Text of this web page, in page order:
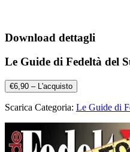
Download dettagli
Le Guide di Fedeltà del
€6,90 – L'acquisto
Scarica Categoria: Le Guide di